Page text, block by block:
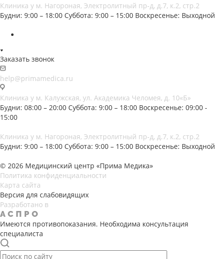
Клиника у м. Нагороная, Электролитный пр-д, д.7, к.2, стр.2
Будни: 9:00 – 18:00 Суббота: 9:00 – 15:00 Воскресенье: Выходной
Заказать звонок
help@primamedica.ru
Клиника у м. Калужская, ул. Академика Челомея, д. 10«Б»
Будни: 08:00 – 20:00 Суббота: 9:00 – 18:00 Воскресенье: 09:00 -
15:00
Клиника у м. Нагороная, Электролитный пр-д, д.7, к.2, стр.2
Будни: 9:00 – 18:00 Суббота: 9:00 – 15:00 Воскресенье: Выходной
© 2026 Медицинский центр «Прима Медика»
Политика конфиденциальности
Карта сайта
Версия для слабовидящих
Разработано в
Имеются противопоказания. Необходима консультация
специалиста